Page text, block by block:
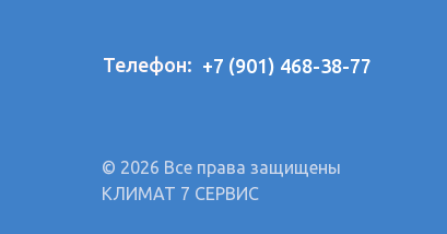
© 2026 Все права защищены
КЛИМАТ 7 СЕРВИС
Телефон: +7 (901) 468-38-77